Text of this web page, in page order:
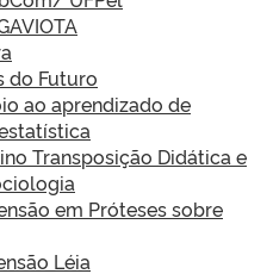
do Futuro
ao aprendizado de
Transposição Didática e
em Próteses sobre
Léia